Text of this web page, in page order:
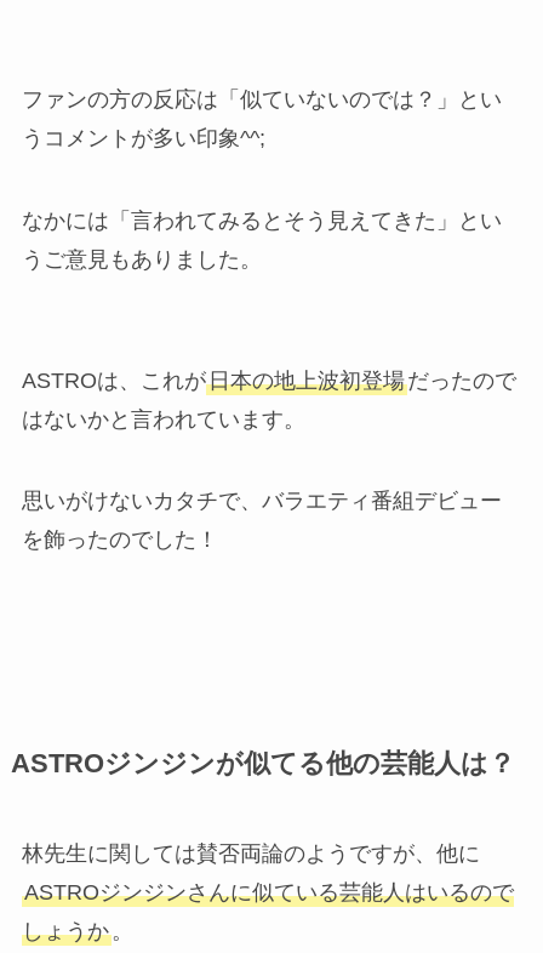
ファンの方の反応は「似ていないのでは？」とい
うコメントが多い印象^^;
なかには「言われてみるとそう見えてきた」とい
うご意見もありました。
ASTROは、これが日本の地上波初登場だったので
はないかと言われています。
思いがけないカタチで、バラエティ番組デビュー
を飾ったのでした！
ASTROジンジンが似てる他の芸能人は？
林先生に関しては賛否両論のようですが、他に
ASTROジンジンさんに似ている芸能人はいるので
しょうか。